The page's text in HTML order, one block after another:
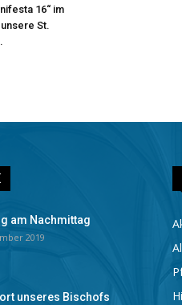
16“ im
St.
am Nachmittag
2019
unseres Bischofs